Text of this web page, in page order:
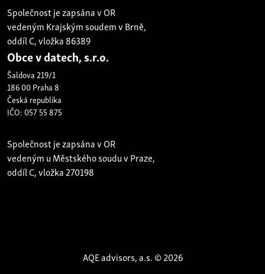
Společnost je zapsána v OR
vedeným Krajským soudem v Brně,
oddíl C, vložka 86389
Obce v datech, s.r.o.
Šaldova 219/1
186 00 Praha 8
Česká republika
IČO: 057 55 875
Společnost je zapsána v OR
vedeným u Městského soudu v Praze,
oddíl C, vložka 270198
AQE advisors, a.s. © 2026